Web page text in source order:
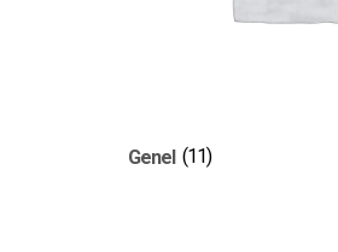
Genel (11)